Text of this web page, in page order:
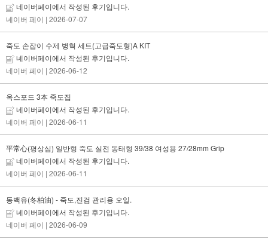
네이버페이에서 작성된 후기입니다.
네이버 페이 | 2026-07-07
죽도 손잡이 수제 병혁 세트(고급죽도형)A KIT
네이버페이에서 작성된 후기입니다.
네이버 페이 | 2026-06-12
옥스포드 3本 죽도집
네이버페이에서 작성된 후기입니다.
네이버 페이 | 2026-06-11
平常心(평상심) 일반형 죽도 실전 동태형 39/38 여성용 27/28mm Grip
네이버페이에서 작성된 후기입니다.
네이버 페이 | 2026-06-11
동백유(冬柏油) - 죽도,진검 관리용 오일.
네이버페이에서 작성된 후기입니다.
네이버 페이 | 2026-06-09